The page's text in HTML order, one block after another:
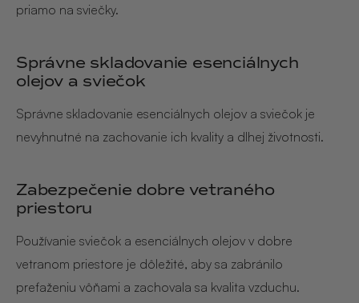
priamo na sviečky.
Správne skladovanie esenciálnych
olejov a sviečok
Správne skladovanie esenciálnych olejov a sviečok je
nevyhnutné na zachovanie ich kvality a dlhej životnosti.
Zabezpečenie dobre vetraného
priestoru
Používanie sviečok a esenciálnych olejov v dobre
vetranom priestore je dôležité, aby sa zabránilo
preťaženiu vôňami a zachovala sa kvalita vzduchu.